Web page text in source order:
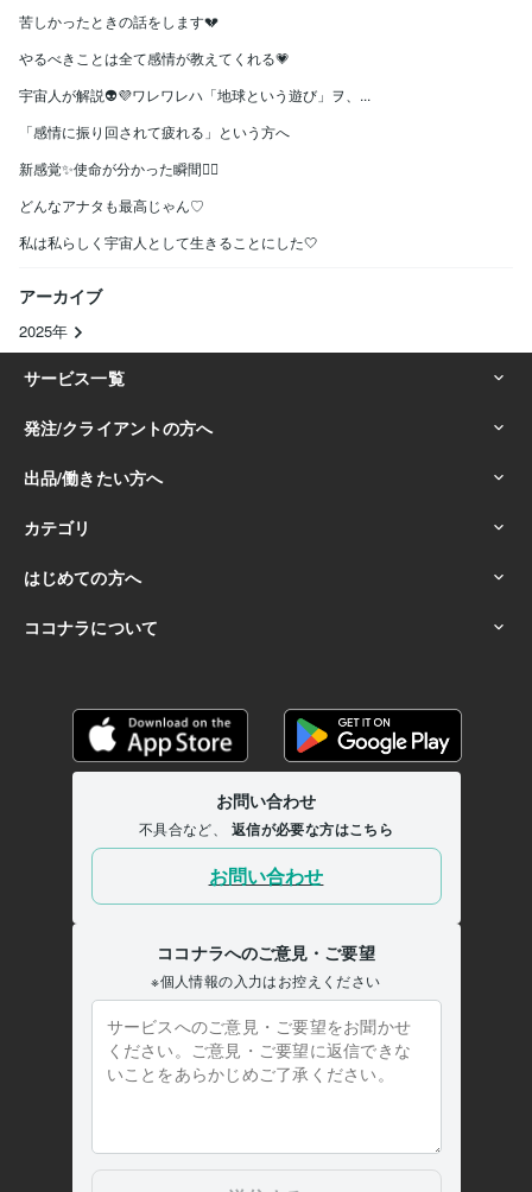
苦しかったときの話をします💔
やるべきことは全て感情が教えてくれる💗
宇宙人が解説👽💜ワレワレハ「地球という遊び」ヲ、...
「感情に振り回されて疲れる」という方へ
新感覚✨使命が分かった瞬間😶‍🌫️
どんなアナタも最高じゃん♡
私は私らしく宇宙人として生きることにした🤍
アーカイブ
2025年